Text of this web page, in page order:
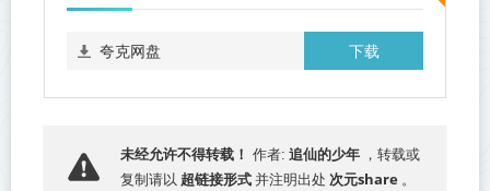
下载
夸克网盘
未经允许不得转载！ 作者: 追仙的少年 ，转载或
复制请以 超链接形式 并注明出处 次元share 。